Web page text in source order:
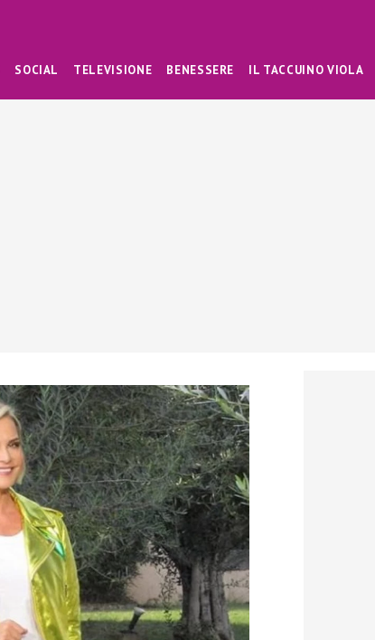
SOCIAL TELEVISIONE BENESSERE IL TACCUINO VIOLA